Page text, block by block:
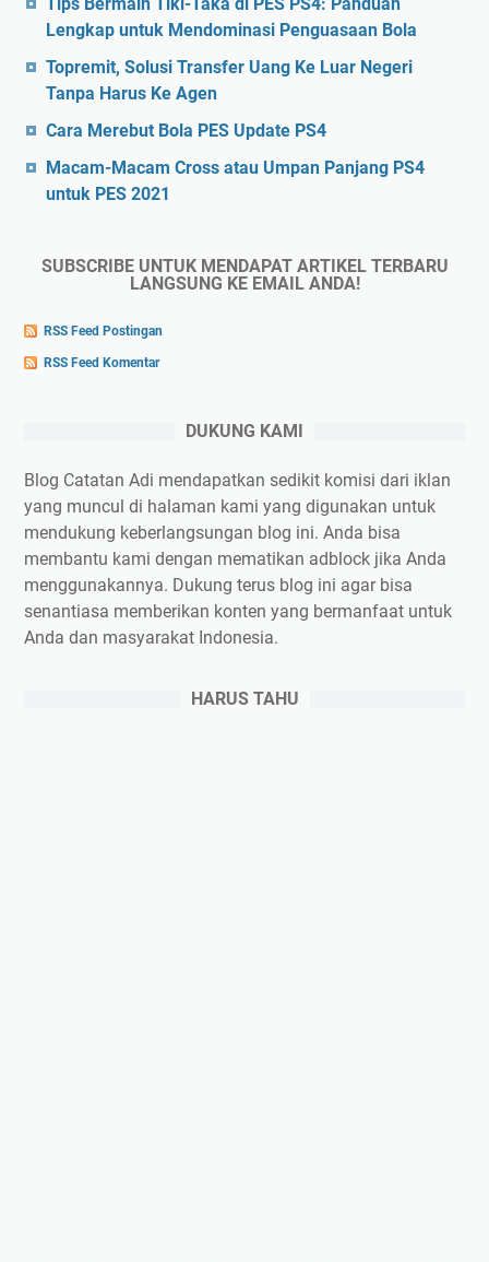
Tips Bermain Tiki-Taka di PES PS4: Panduan
Lengkap untuk Mendominasi Penguasaan Bola
Topremit, Solusi Transfer Uang Ke Luar Negeri
Tanpa Harus Ke Agen
Cara Merebut Bola PES Update PS4
Macam-Macam Cross atau Umpan Panjang PS4
untuk PES 2021
SUBSCRIBE UNTUK MENDAPAT ARTIKEL TERBARU
LANGSUNG KE EMAIL ANDA!
RSS Feed Postingan
RSS Feed Komentar
DUKUNG KAMI
Blog Catatan Adi mendapatkan sedikit komisi dari iklan
yang muncul di halaman kami yang digunakan untuk
mendukung keberlangsungan blog ini. Anda bisa
membantu kami dengan mematikan adblock jika Anda
menggunakannya. Dukung terus blog ini agar bisa
senantiasa memberikan konten yang bermanfaat untuk
Anda dan masyarakat Indonesia.
HARUS TAHU